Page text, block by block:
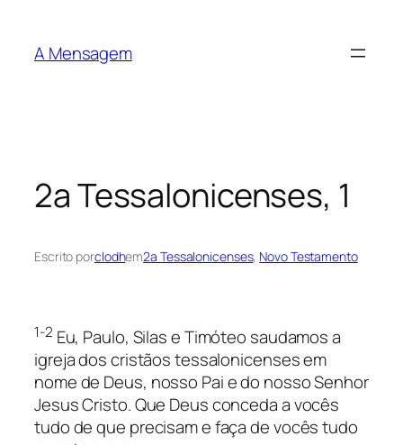
A Mensagem
2a Tessalonicenses, 1
Escrito porclodhem2a Tessalonicenses, Novo Testamento
1-2 Eu, Paulo, Silas e Timóteo saudamos a
igreja dos cristãos tessalonicenses em
nome de Deus, nosso Pai e do nosso Senhor
Jesus Cristo. Que Deus conceda a vocês
tudo de que precisam e faça de vocês tudo